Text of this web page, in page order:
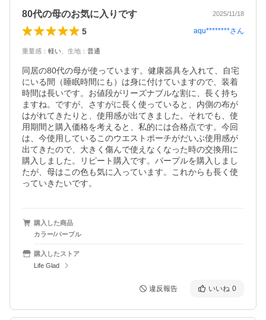
80代の母のお気に入りです 2025/11/18
5 aqu********さん
重量感 ： 軽い 生地 ： 普通
同居の80代の母が使っています。健康器具を入れて、自宅
にいる間（睡眠時間にも）は身に付けていますので、装着
時間は長いです。お値段がリーズナブルな割に、長く持ち
ますね。ですが、さすがに長く使っていると、内側の布が
はがれてきたりと、使用感が出てきました。それでも、使
用期間と購入価格を考えると、私的には合格点です。今回
は、今使用しているこのウエストポーチがだいぶ使用感が
出てきたので、大きく傷んで使えなくなった時の交換用に
購入しました。リピート購入です。パープルを購入しまし
たが、母はこの色も気に入っています。これからも長く使
っていきたいです。
購入した商品
カラー/パープル
購入したストア
Life Glad
違反報告 いいね 0